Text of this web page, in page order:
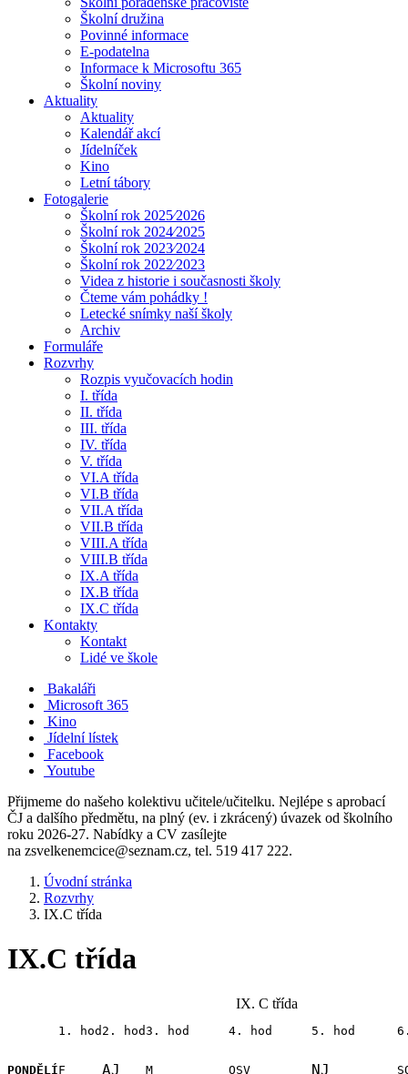
Školní družina
Povinné informace
E-podatelna
Informace k Microsoftu 365
Školní noviny
Aktuality
Aktuality
Kalendář akcí
Jídelníček
Kino
Letní tábory
Fotogalerie
Školní rok 2025⁄2026
Školní rok 2024⁄2025
Školní rok 2023⁄2024
Školní rok 2022⁄2023
Videa z historie i současnosti školy
Čteme vám pohádky !
Letecké snímky naší školy
Archiv
Formuláře
Rozvrhy
Rozpis vyučovacích hodin
I. třída
II. třída
III. třída
IV. třída
V. třída
VI.A třída
VI.B třída
VII.A třída
VII.B třída
VIII.A třída
VIII.B třída
IX.A třída
IX.B třída
IX.C třída
Kontakty
Kontakt
Lidé ve škole
Bakaláři
Microsoft 365
Kino
Jídelní lístek
Facebook
Youtube
Přijmeme do našeho kolektivu učitele/učitelku. Nejlépe s aprobací
ČJ a dalšího předmětu, na plný (ev. i zkrácený) úvazek od školního
roku 2026-27. Nabídky a CV zasílejte
na zsvelkenemcice@seznam.cz, tel. 519 417 222.
Úvodní stránka
Rozvrhy
IX.C třída
IX.C třída
IX. C třída
1. hod 2. hod3. hod 4. hod 5. hod
PONDĚLÍF AJ M OSV NJ